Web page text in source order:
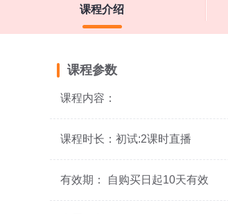
课程介绍
课程参数
课程内容：
课程时长：初试:2课时直播
有效期： 自购买日起10天有效